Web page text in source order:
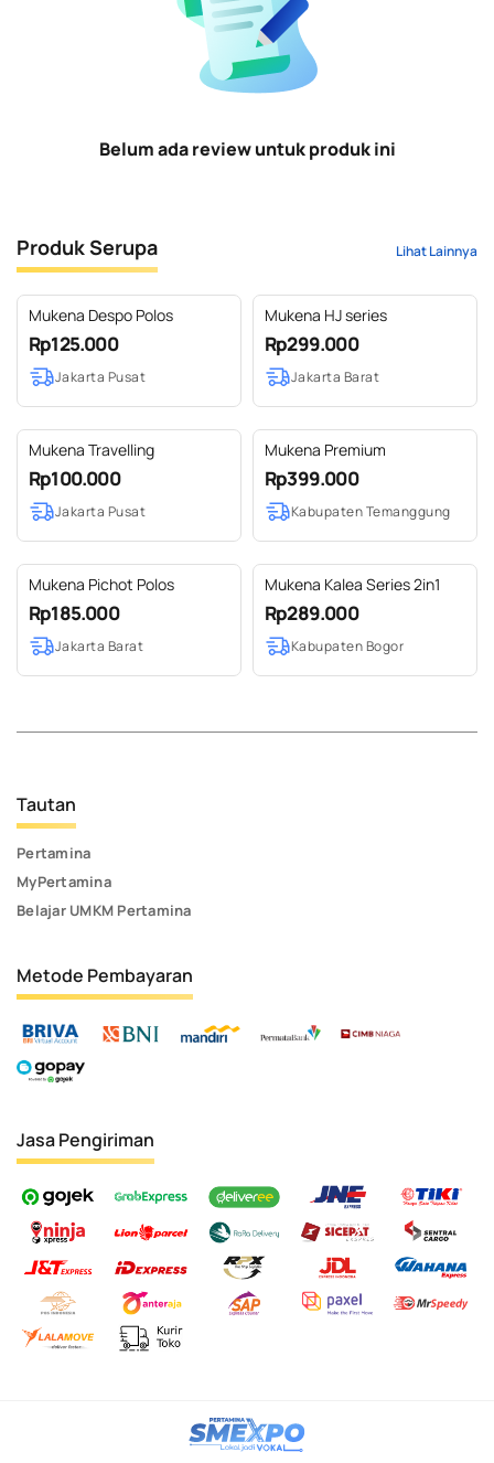
Belum ada review untuk produk ini
Produk Serupa Lihat Lainnya
Mukena Despo Polos
Rp125.000
Jakarta Pusat
Mukena HJ series
Rp299.000
Jakarta Barat
Mukena Travelling
Rp100.000
Jakarta Pusat
Mukena Premium
Rp399.000
Kabupaten Temanggung
Mukena Pichot Polos
Rp185.000
Jakarta Barat
Mukena Kalea Series 2in1
Rp289.000
Kabupaten Bogor
Tautan
Pertamina
MyPertamina
Belajar UMKM Pertamina
Metode Pembayaran
Jasa Pengiriman